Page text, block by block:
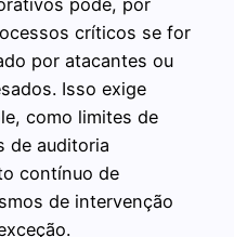
pode, por
críticos se for
por atacantes ou
Isso exige
como limites de
de auditoria
contínuo de
de intervenção